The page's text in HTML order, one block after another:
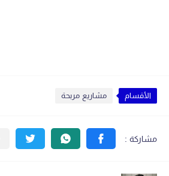
الأقسام مشاريع مربحة